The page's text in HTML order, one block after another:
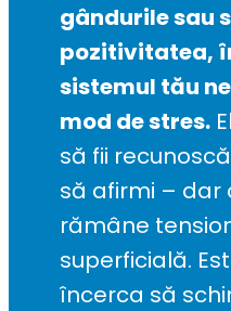
gândurile sau
pozitivitatea,
sistemul tău
mod de stres.
să fii
să afirmi – dar
rămâne
superficială.
încerca să